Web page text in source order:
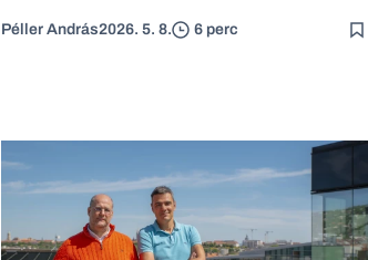
Péller András2026. 5. 8. 6 perc